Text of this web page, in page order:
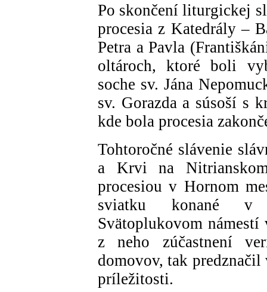
Po skončení liturgickej
procesia z Katedrály –
Petra a Pavla
oltároch, ktoré boli
soche sv. Jána
sv. Gorazda a súsoší s
kde bola procesia
Tohtoročné slávenie
a Krvi na
procesiou v Hornom
sviatku konané v
Svätoplukovom
z neho zúčastnení
domovov, tak
príležitosti.